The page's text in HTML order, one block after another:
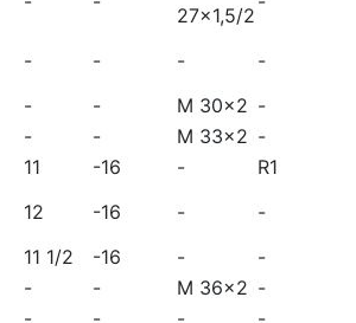
27x1,5/2
- - -
-
- - M 30x2 -
- - M 33x2 -
11 -16 -
R1
12 -16 -
-
11 1/2 -16 -
-
- - M 36x2 -
- - -
-